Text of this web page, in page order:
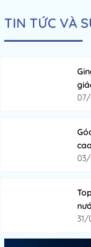
TIN TỨC VÀ